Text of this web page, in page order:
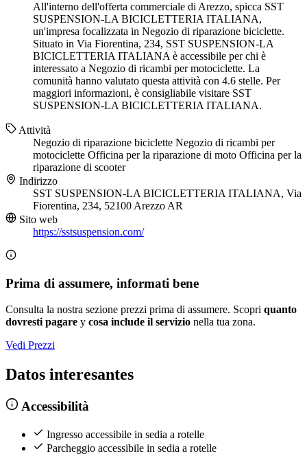
All'interno dell'offerta commerciale di Arezzo, spicca SST
SUSPENSION-LA BICICLETTERIA ITALIANA,
un'impresa focalizzata in Negozio di riparazione biciclette.
Situato in Via Fiorentina, 234, SST SUSPENSION-LA
BICICLETTERIA ITALIANA è accessibile per chi è
interessato a Negozio di ricambi per motociclette. La
comunità hanno valutato questa attività con 4.6 stelle. Per
maggiori informazioni, è consigliabile visitare SST
SUSPENSION-LA BICICLETTERIA ITALIANA.
Attività
Negozio di riparazione biciclette Negozio di ricambi per
motociclette Officina per la riparazione di moto Officina per la
riparazione di scooter
Indirizzo
SST SUSPENSION-LA BICICLETTERIA ITALIANA, Via
Fiorentina, 234, 52100 Arezzo AR
Sito web
https://sstsuspension.com/
Prima di assumere, informati bene
Consulta la nostra sezione prezzi prima di assumere. Scopri quanto
dovresti pagare y cosa include il servizio nella tua zona.
Vedi Prezzi
Datos interesantes
Accessibilità
Ingresso accessibile in sedia a rotelle
Parcheggio accessibile in sedia a rotelle